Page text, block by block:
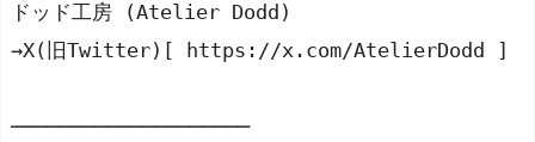
ドッド工房 (Atelier Dodd)
→X(旧Twitter)[ https://x.com/AtelierDodd ]
────────────────────